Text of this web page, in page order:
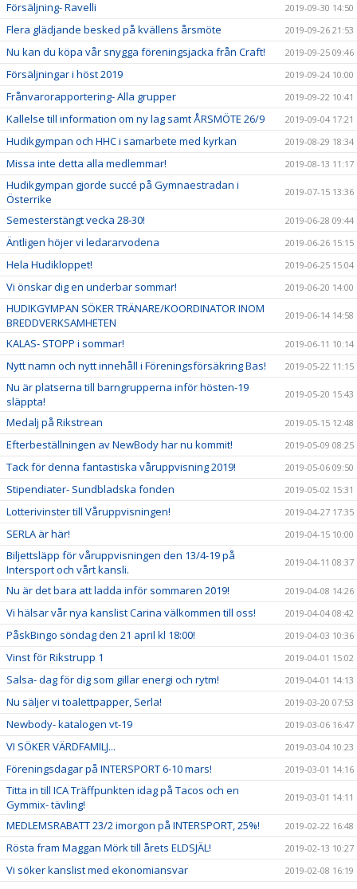
Försäljning- Ravelli 2019-09-30 14:50
Flera glädjande besked på kvällens årsmöte 2019-09-26 21:53
Nu kan du köpa vår snygga föreningsjacka från Craft! 2019-09-25 09:46
Försäljningar i höst 2019 2019-09-24 10:00
Frånvarorapportering- Alla grupper 2019-09-22 10:41
Kallelse till information om ny lag samt ÅRSMÖTE 26/9 2019-09-04 17:21
Hudikgympan och HHC i samarbete med kyrkan 2019-08-29 18:34
Missa inte detta alla medlemmar! 2019-08-13 11:17
Hudikgympan gjorde succé på Gymnaestradan i
Österrike
2019-07-15 13:36
Semesterstängt vecka 28-30! 2019-06-28 09:44
Äntligen höjer vi ledararvodena 2019-06-26 15:15
Hela Hudikloppet! 2019-06-25 15:04
Vi önskar dig en underbar sommar! 2019-06-20 14:00
HUDIKGYMPAN SÖKER TRÄNARE/KOORDINATOR INOM
BREDDVERKSAMHETEN
2019-06-14 14:58
KALAS- STOPP i sommar! 2019-06-11 10:14
Nytt namn och nytt innehåll i Föreningsförsäkring Bas! 2019-05-22 11:15
Nu är platserna till barngrupperna inför hösten-19
släppta!
2019-05-20 15:43
Medalj på Rikstrean 2019-05-15 12:48
Efterbeställningen av NewBody har nu kommit! 2019-05-09 08:25
Tack för denna fantastiska våruppvisning 2019! 2019-05-06 09:50
Stipendiater- Sundbladska fonden 2019-05-02 15:31
Lotterivinster till Våruppvisningen! 2019-04-27 17:35
SERLA är här! 2019-04-15 10:00
Biljettsläpp för våruppvisningen den 13/4-19 på
Intersport och vårt kansli.
2019-04-11 08:37
Nu är det bara att ladda inför sommaren 2019! 2019-04-08 14:26
Vi hälsar vår nya kanslist Carina välkommen till oss! 2019-04-04 08:42
PåskBingo söndag den 21 april kl 18:00! 2019-04-03 10:36
Vinst för Rikstrupp 1 2019-04-01 15:02
Salsa- dag för dig som gillar energi och rytm! 2019-04-01 14:13
Nu säljer vi toalettpapper, Serla! 2019-03-20 07:53
Newbody- katalogen vt-19 2019-03-06 16:47
VI SÖKER VÄRDFAMILJ... 2019-03-04 10:23
Föreningsdagar på INTERSPORT 6-10 mars! 2019-03-01 14:16
Titta in till ICA Träffpunkten idag på Tacos och en
Gymmix- tävling!
2019-03-01 14:11
MEDLEMSRABATT 23/2 imorgon på INTERSPORT, 25%! 2019-02-22 16:48
Rösta fram Maggan Mörk till årets ELDSJÄL! 2019-02-13 10:27
Vi söker kanslist med ekonomiansvar 2019-02-08 16:19